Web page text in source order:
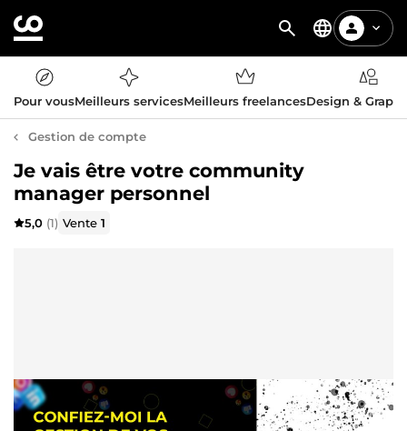
Pour vousMeilleurs servicesMeilleurs freelancesDesign &
Gestion de compte
Je vais être votre community
manager personnel
5,0 (1) Vente1